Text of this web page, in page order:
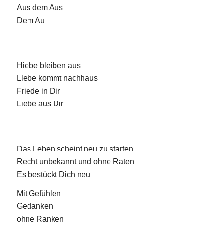
Aus dem Aus
Dem Au
Hiebe bleiben aus
Liebe kommt nachhaus
Friede in Dir
Liebe aus Dir
Das Leben scheint neu zu starten
Recht unbekannt und ohne Raten
Es bestückt Dich neu
Mit Gefühlen
Gedanken
ohne Ranken